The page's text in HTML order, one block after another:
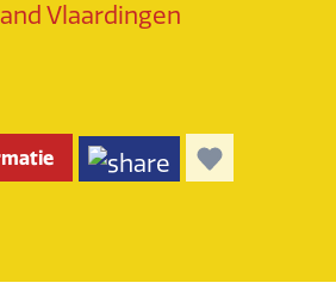
Vlaardingen